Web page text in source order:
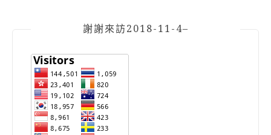
謝謝來訪2018-11-4–